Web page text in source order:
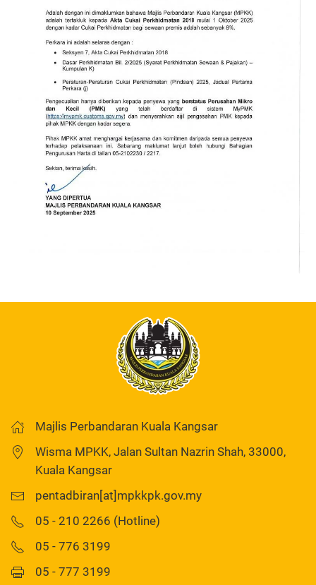
Majlis Perbandaran Kuala Kangsar
Wisma MPKK, Jalan Sultan Nazrin Shah, 33000,
Kuala Kangsar
pentadbiran[at]mpkkpk.gov.my
05 - 210 2266 (Hotline)
05 - 776 3199
05 - 777 3199